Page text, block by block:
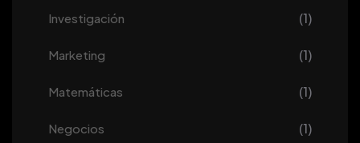
Investigación (1)
Marketing (1)
Matemáticas (1)
Negocios (1)